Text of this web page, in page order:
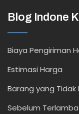
Blog Indone
Biaya Pengiriman
Estimasi Harga
Barang yang Tidak
Sebelum